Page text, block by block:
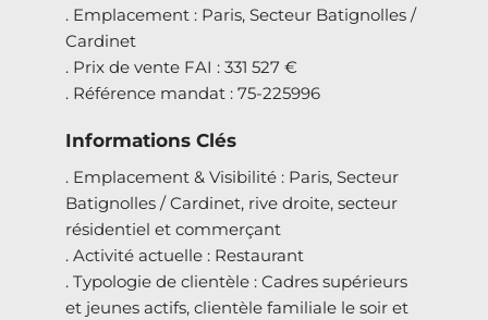
. Emplacement : Paris, Secteur Batignolles /
Cardinet
. Prix de vente FAI : 331 527 €
. Référence mandat : 75-225996
Informations Clés
. Emplacement & Visibilité : Paris, Secteur
Batignolles / Cardinet, rive droite, secteur
résidentiel et commerçant
. Activité actuelle : Restaurant
. Typologie de clientèle : Cadres supérieurs
et jeunes actifs, clientèle familiale le soir et